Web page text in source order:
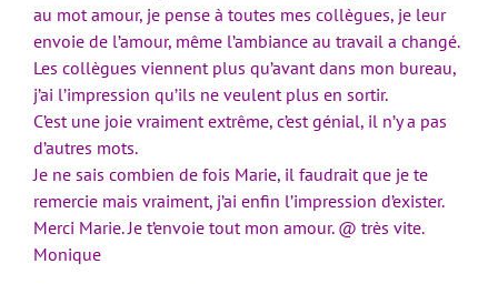
au mot amour, je pense à toutes mes collègues, je leur
envoie de l’amour, même l’ambiance au travail a changé.
Les collègues viennent plus qu’avant dans mon bureau,
j’ai l’impression qu’ils ne veulent plus en sortir.
C’est une joie vraiment extrême, c’est génial, il n’y a pas
d’autres mots.
Je ne sais combien de fois Marie, il faudrait que je te
remercie mais vraiment, j’ai enfin l’impression d’exister.
Merci Marie. Je t’envoie tout mon amour. @ très vite.
Monique